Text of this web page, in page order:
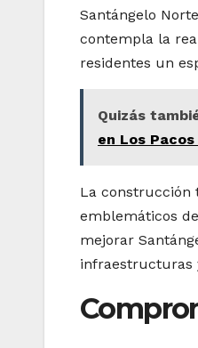
Santángelo
contempla la
residentes un
Quizás
en Los
La construcción
emblemáticos
mejorar
infraestructuras